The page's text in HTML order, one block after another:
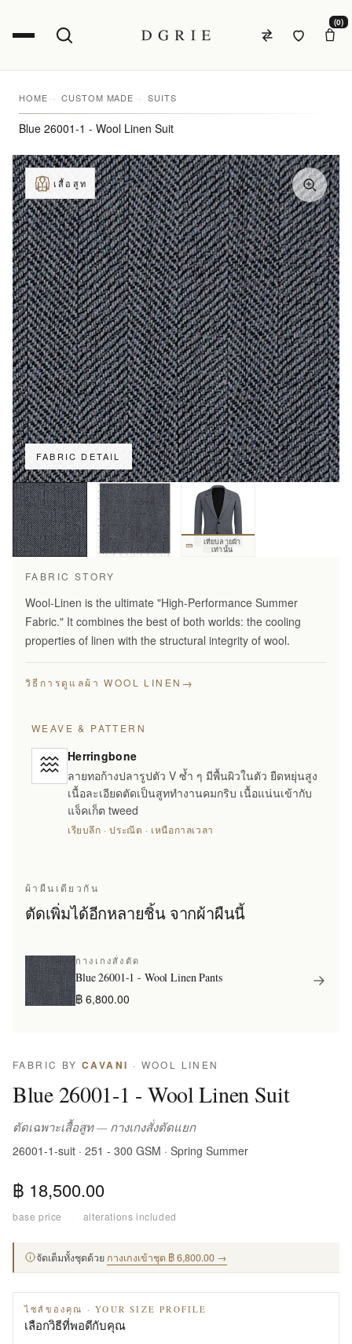
(0)
HOME CUSTOM MADE SUITS
Blue 26001-1 - Wool Linen Suit
FABRIC DETAIL
เสื้อสูท
เทียบลายผ้า
เท่านั้น
FABRIC STORY
Wool-Linen is the ultimate "High-Performance Summer
Fabric." It combines the best of both worlds: the cooling
properties of linen with the structural integrity of wool.
วิธีการดูแลผ้า WOOL LINEN →
WEAVE & PATTERN
Herringbone
ลายทอก้างปลารูปตัว V ซ้ำ ๆ มีพื้นผิวในตัว ยืดหยุ่นสูง
เนื้อละเอียดตัดเป็นสูททำงานคมกริบ เนื้อแน่นเข้ากับ
แจ็คเก็ต tweed
เรียบลึก · ประณีต · เหนือกาลเวลา
ผ้าผืนเดียวกัน
ตัดเพิ่มได้อีกหลายชิ้น จากผ้าผืนนี้
กางเกงสั่งตัด
Blue 26001-1 - Wool Linen Pants
฿ 6,800.00
FABRIC BY CAVANI · WOOL LINEN
Blue 26001-1 - Wool Linen Suit
ตัดเฉพาะเสื้อสูท — กางเกงสั่งตัดแยก
26001-1-suit · 251 - 300 GSM · Spring Summer
฿ 18,500.00
base price · alterations included
จัดเต็มทั้งชุดด้วย กางเกงเข้าชุด ฿ 6,800.00 →
ไซส์ของคุณ · YOUR SIZE PROFILE
เลือกวิธีที่พอดีกับคุณ